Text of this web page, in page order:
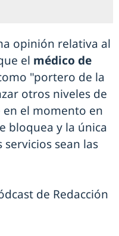
opinión relativa al
el médico de
"portero de la
otros niveles de
en el momento en
bloquea y la única
sean las
de Redacción